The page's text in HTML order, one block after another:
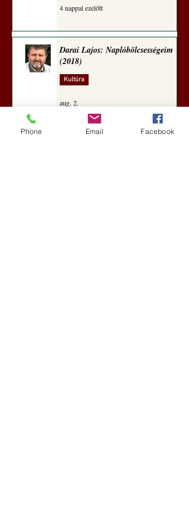
4 nappal ezelőtt
Darai Lajos: Naplóbölcsességeim
(2018)
Kultúra
aug. 2.
Phone Email Facebook